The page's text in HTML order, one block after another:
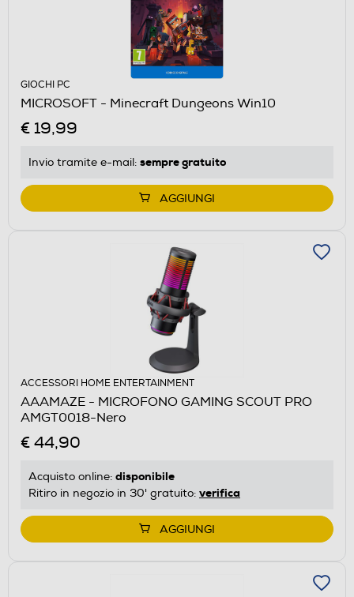
GIOCHI PC
MICROSOFT - Minecraft Dungeons Win10
€ 19,99
Invio tramite e-mail: sempre gratuito
AGGIUNGI
ACCESSORI HOME ENTERTAINMENT
AAAMAZE - MICROFONO GAMING SCOUT PRO
AMGT0018-Nero
€ 44,90
Acquisto online: disponibile
Ritiro in negozio in 30' gratuito: verifica
AGGIUNGI